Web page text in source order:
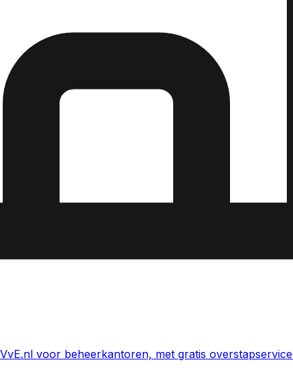
voor beheerkantoren, met gratis overstapservice